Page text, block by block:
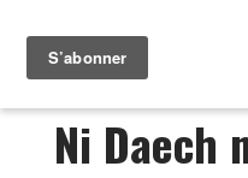
Ni Daech